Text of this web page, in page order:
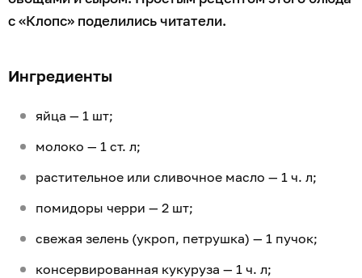
с «Клопс» поделились читатели.
Ингредиенты
яйца — 1 шт;
молоко — 1 ст. л;
растительное или сливочное масло — 1 ч. л;
помидоры черри — 2 шт;
свежая зелень (укроп, петрушка) — 1 пучок;
консервированная кукуруза — 1 ч. л;